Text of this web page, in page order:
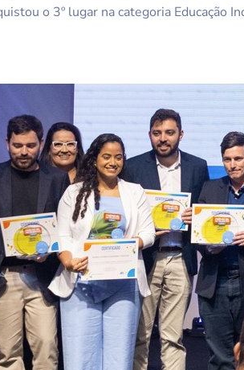
o 3º lugar na categoria Educação